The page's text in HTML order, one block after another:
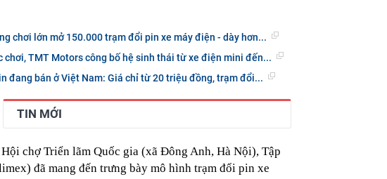
của Chùa Cầu Hội An
của Hari Won
nhân vụ cháy chung cư ở Hồng Kông (Trung Quốc)
tử vong sau 9 tháng: Chỉ bắt nguồn từ một đầu thuốc
cảnh với chủ hộ kinh doanh Trang Dương
lộ: 6 loại cá biển giá bình dân, người không biết hay
lại thích mua
chơi lớn mở 150.000 trạm đổi pin xe máy điện - dày hơn...
chơi, TMT Motors công bố hệ sinh thái từ xe điện mini đến...
đang bán ở Việt Nam: Giá chỉ từ 20 triệu đồng, trạm đổi...
TIN MỚI
chợ Triển lãm Quốc gia (xã Đông Anh, Hà Nội), Tập
đã mang đến trưng bày mô hình trạm đổi pin xe